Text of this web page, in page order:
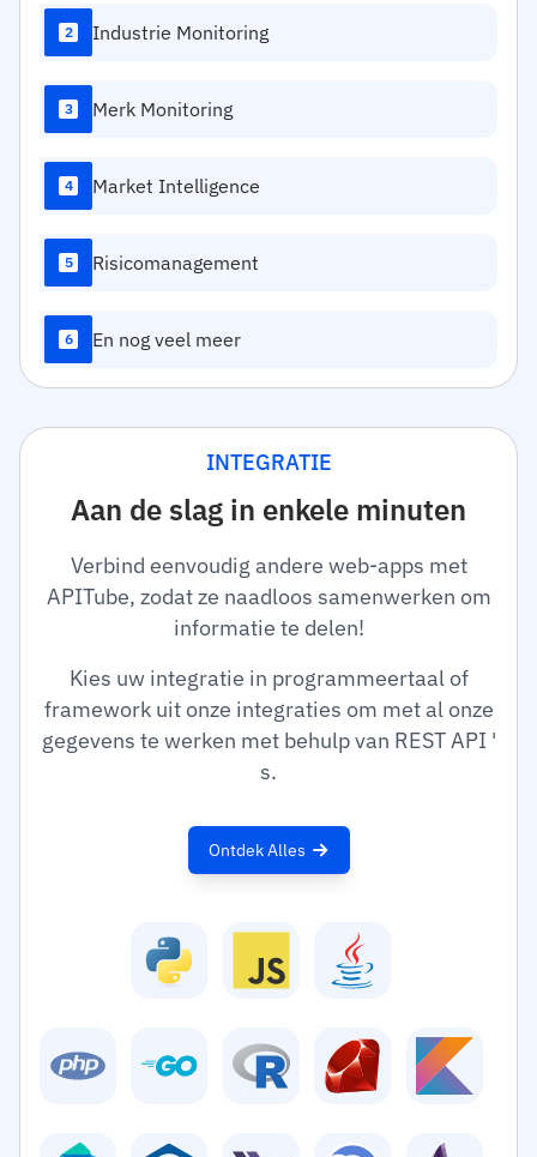
2 Industrie Monitoring
3 Merk Monitoring
4 Market Intelligence
5 Risicomanagement
6 En nog veel meer
INTEGRATIE
Aan de slag in enkele minuten
Verbind eenvoudig andere web-apps met
APITube, zodat ze naadloos samenwerken om
informatie te delen!
Kies uw integratie in programmeertaal of
framework uit onze integraties om met al onze
gegevens te werken met behulp van REST API '
s.
Ontdek Alles